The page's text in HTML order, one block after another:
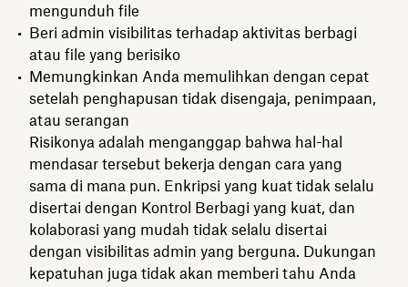
mengunduh file
Beri admin visibilitas terhadap aktivitas berbagi
atau file yang berisiko
Memungkinkan Anda memulihkan dengan cepat
setelah penghapusan tidak disengaja, penimpaan,
atau serangan
Risikonya adalah menganggap bahwa hal-hal
mendasar tersebut bekerja dengan cara yang
sama di mana pun. Enkripsi yang kuat tidak selalu
disertai dengan Kontrol Berbagi yang kuat, dan
kolaborasi yang mudah tidak selalu disertai
dengan visibilitas admin yang berguna. Dukungan
kepatuhan juga tidak akan memberi tahu Anda